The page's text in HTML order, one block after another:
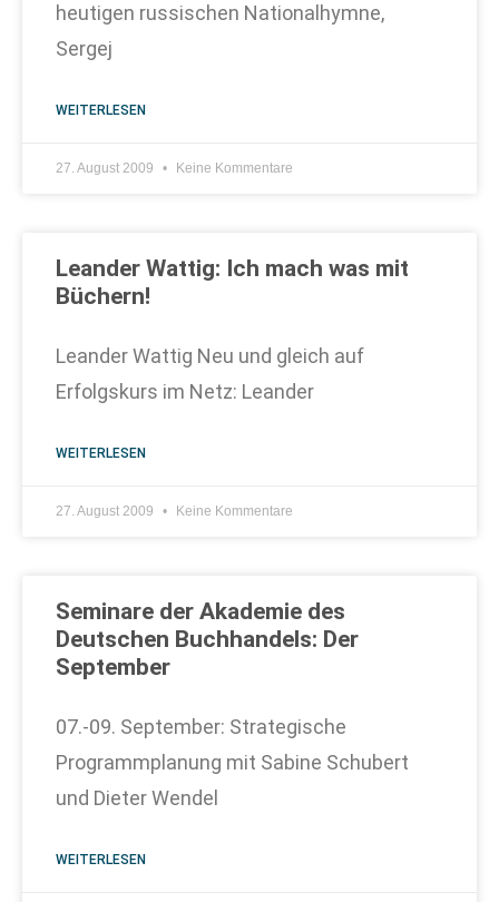
heutigen russischen Nationalhymne,
Sergej
WEITERLESEN
27. August 2009 Keine Kommentare
Leander Wattig: Ich mach was mit
Büchern!
Leander Wattig Neu und gleich auf
Erfolgskurs im Netz: Leander
WEITERLESEN
27. August 2009 Keine Kommentare
Seminare der Akademie des
Deutschen Buchhandels: Der
September
07.-09. September: Strategische
Programmplanung mit Sabine Schubert
und Dieter Wendel
WEITERLESEN